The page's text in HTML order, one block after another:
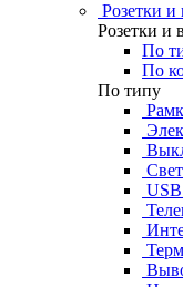
Розетки и
Розетки и
По
По
По типу
USB